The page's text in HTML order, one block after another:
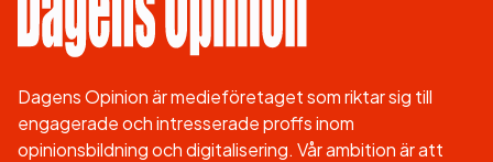
Dagens Opinion är medieföretaget som riktar sig till
engagerade och intresserade proffs inom
opinionsbildning och digitalisering. Vår ambition är att